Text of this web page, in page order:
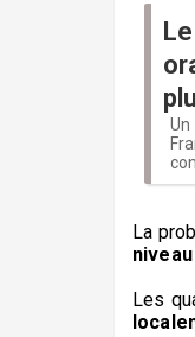
La
Les